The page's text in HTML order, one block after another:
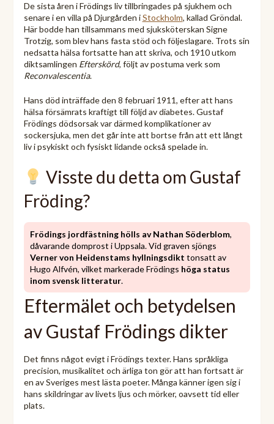
De sista åren i Frödings liv tillbringades på sjukhem och
senare i en villa på Djurgården iStockholm, kallad Gröndal.
Här bodde han tillsammans med sjuksköterskan Signe
Trotzig, som blev hans fasta stöd och följeslagare. Trots sin
nedsatta hälsa fortsatte han att skriva, och 1910 utkom
diktsamlingen Efterskörd, följt av postuma verk som
Reconvalescentia.
Hans död inträffade den 8 februari 1911, efter att hans
hälsa försämrats kraftigt till följd av diabetes. Gustaf
Frödings dödsorsak var därmed komplikationer av
sockersjuka, men det går inte att bortse från att ett långt
liv i psykiskt och fysiskt lidande också spelade in.
Visste du detta om Gustaf
Fröding?
Frödings jordfästning hölls av Nathan Söderblom,
dåvarande domprost i Uppsala. Vid graven sjöngs
Verner von Heidenstams hyllningsdikt tonsatt av
Hugo Alfvén, vilket markerade Frödings höga status
inom svensk litteratur.
Eftermälet och betydelsen
av Gustaf Frödings dikter
Det finns något evigt i Frödings texter. Hans språkliga
precision, musikalitet och ärliga ton gör att han fortsatt är
en av Sveriges mest lästa poeter. Många känner igen sig i
hans skildringar av livets ljus och mörker, oavsett tid eller
plats.